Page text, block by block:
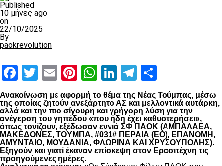
Published
10 μήνες ago
on
22/10/2025
By
paokrevolution
Facebook
Twitter
EmailPinterest
WhatsApp
LinkedIn
Telegram
Ανακοίνωση με αφορμή το θέμα της Νέας Τούμπας, μέσω
της οποίας ζητούν ανεξάρτητο ΑΣ και μελλοντικά αυτάρκη,
αλλά και την πιο σίγουρη και γρήγορη λύση για την
ανέγερση του γηπέδου «που ήδη έχει καθυστερήσει»,
όπως τονίζουν, εξέδωσαν εννιά ΣΦ ΠΑΟΚ (ΑΜΠΑΛΑΕΑ,
ΜΑΚΕΔΟΝΕΣ, ΤΟΥΜΠΑ, #031# ΠΕΡΑΙΑ (ΕΟ), ΕΠΑΝΟΜΗ,
ΑΜΥΝΤΑΙΟ, ΜΟΥΔΑΝΙΑ, ΦΛΩΡΙΝΑ ΚΑΙ ΧΡΥΣΟΥΠΟΛΗΣ).
Εξηγούν και γιατί έκαναν επίσκεψη στον Ερασιτέχνη τις
προηγούμενες ημέρες.